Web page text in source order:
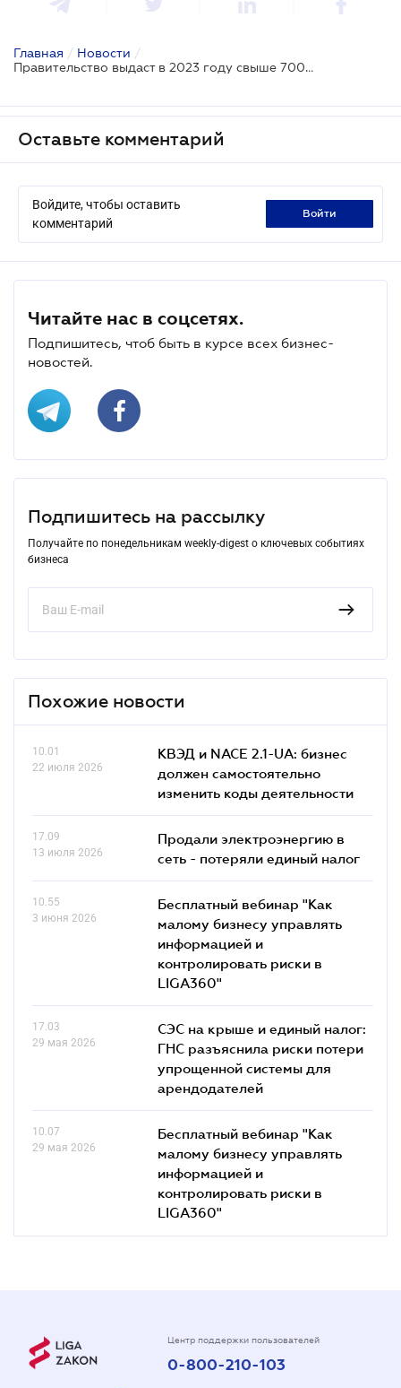
Главная / Новости /
Правительство выдаст в 2023 году свыше 7000 микрогрантов
Оставьте комментарий
Войдите, чтобы оставить
комментарий
войти
Читайте нас в соцсетях.
Подпишитесь, чтоб быть в курсе всех бизнес-
новостей.
Подпишитесь на рассылку
Получайте по понедельникам weekly-digest о ключевых событиях
бизнеса
Похожие новости
10.01
22 июля 2026
КВЭД и NACE 2.1-UA: бизнес
должен самостоятельно
изменить коды деятельности
17.09
13 июля 2026
Продали электроэнергию в
сеть - потеряли единый налог
10.55
3 июня 2026
Бесплатный вебинар "Как
малому бизнесу управлять
информацией и
контролировать риски в
LIGA360"
17.03
29 мая 2026
СЭС на крыше и единый налог:
ГНС разъяснила риски потери
упрощенной системы для
арендодателей
10.07
29 мая 2026
Бесплатный вебинар "Как
малому бизнесу управлять
информацией и
контролировать риски в
LIGA360"
Центр поддержки пользователей
0-800-210-103